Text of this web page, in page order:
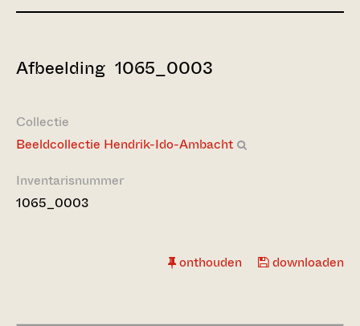
Afbeelding 1065_0003
Collectie
Beeldcollectie Hendrik-Ido-Ambacht
Inventarisnummer
1065_0003
onthouden downloaden